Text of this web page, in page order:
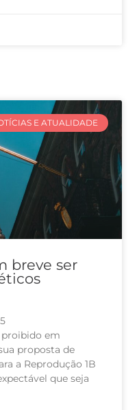
E ATUALIDADE
breve ser
em
proposta de
a Reprodução 1B
que seja